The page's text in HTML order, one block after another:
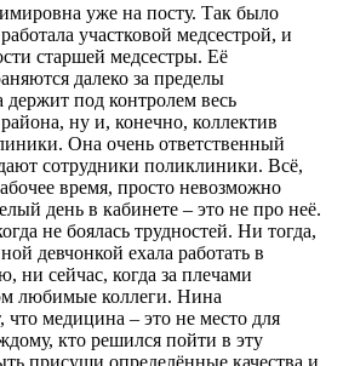
уже на посту. Так было
участковой медсестрой, и
старшей медсестры. Её
далеко за пределы
под контролем весь
ну и, конечно, коллектив
Она очень ответственный
сотрудники поликлиники. Всё,
время, просто невозможно
день в кабинете – это не про неё.
не боялась трудностей. Ни тогда,
девчонкой ехала работать в
ни сейчас, когда за плечами
любимые коллеги. Нина
что медицина – это не место для
кто решился пойти в эту
присущи определённые качества и